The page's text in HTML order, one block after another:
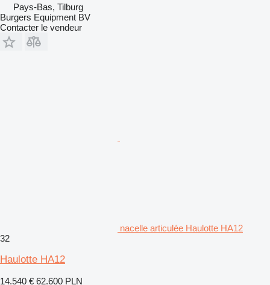
Pays-Bas, Tilburg
Burgers Equipment BV
Contacter le vendeur
nacelle articulée Haulotte HA12
32
Haulotte HA12
14.540 € 62.600 PLN